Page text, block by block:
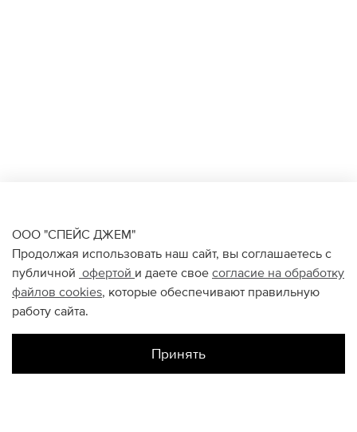
ООО "СПЕЙС ДЖЕМ"
Продолжая использовать наш сайт, вы соглашаетесь с
публичной офертой и даете свое согласие на обработку
файлов cookies, которые обеспечивают правильную
работу сайта.
Принять